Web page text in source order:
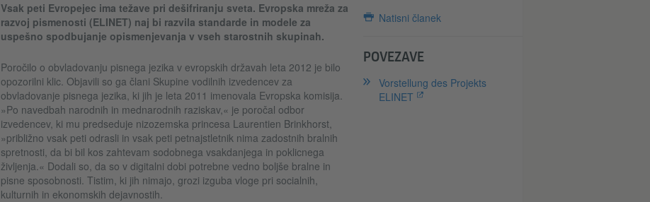
Vsak peti Evropejec ima težave pri dešifriranju sveta. Evropska mreža za
razvoj pismenosti (ELINET) naj bi razvila standarde in modele za
uspešno spodbujanje opismenjevanja v vseh starostnih skupinah.
Poročilo o obvladovanju pisnega jezika v evropskih državah leta 2012 je bilo
opozorilni klic. Objavili so ga člani Skupine vodilnih izvedencev za
obvladovanje pisnega jezika, ki jih je leta 2011 imenovala Evropska komisija.
»Po navedbah narodnih in mednarodnih raziskav,« je poročal odbor
izvedencev, ki mu predseduje nizozemska princesa Laurentien Brinkhorst,
»približno vsak peti odrasli in vsak peti petnajstletnik nima zadostnih bralnih
spretnosti, da bi bil kos zahtevam sodobnega vsakdanjega in poklicnega
življenja.« Dodali so, da so v digitalni dobi potrebne vedno boljše bralne in
pisne sposobnosti. Tistim, ki jih nimajo, grozi izguba vloge pri socialnih,
kulturnih in ekonomskih dejavnostih.
Natisni članek
POVEZAVE
Vorstellung des Projekts
ELINET